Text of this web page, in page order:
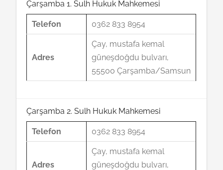
Çarşamba 1. Sulh Hukuk Mahkemesi
Telefon 0362 833 8954
Adres
Çay, mustafa kemal
güneşdoğdu bulvarı,
55500 Çarşamba/Samsun
Çarşamba 2. Sulh Hukuk Mahkemesi
Telefon 0362 833 8954
Adres
Çay, mustafa kemal
güneşdoğdu bulvarı,